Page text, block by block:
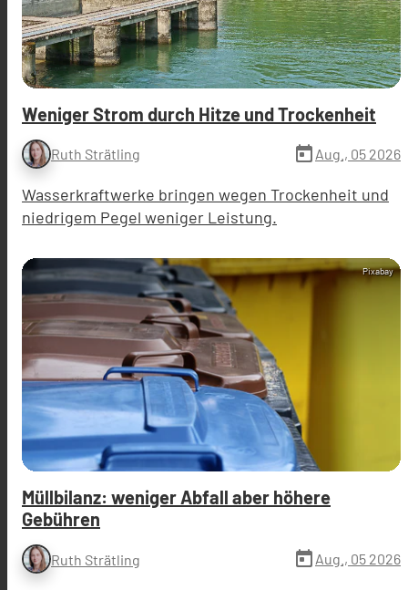
Weniger Strom durch Hitze und Trockenheit
Ruth Strätling today Aug., 05 2026
Wasserkraftwerke bringen wegen Trockenheit und
niedrigem Pegel weniger Leistung.
Pixabay
Müllbilanz: weniger Abfall aber höhere
Gebühren
Ruth Strätling today Aug., 05 2026